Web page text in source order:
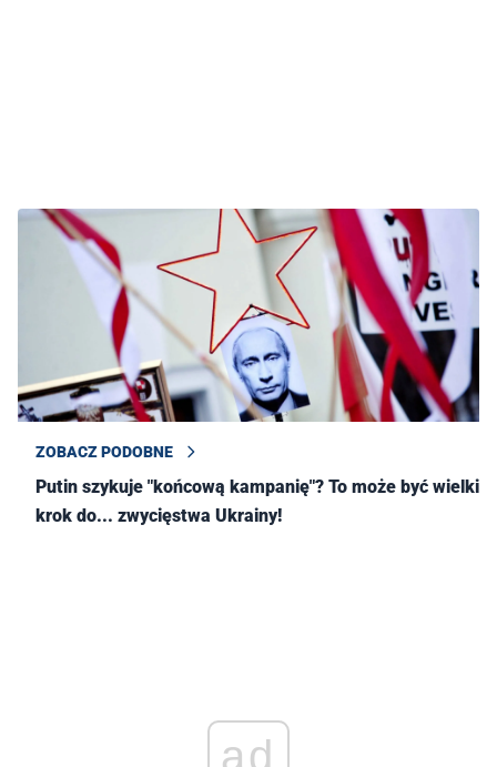
ZOBACZ PODOBNE
Putin szykuje "końcową kampanię"? To może być wielki
krok do... zwycięstwa Ukrainy!
ad